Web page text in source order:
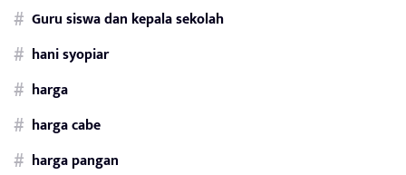
Guru siswa dan kepala sekolah
hani syopiar
harga
harga cabe
harga pangan